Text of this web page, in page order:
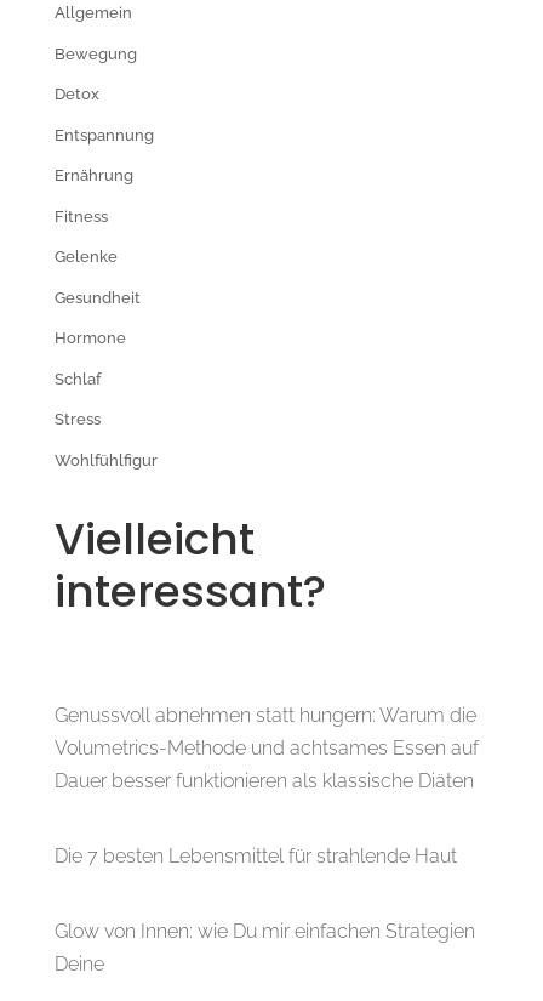
Allgemein
Bewegung
Detox
Entspannung
Ernährung
Fitness
Gelenke
Gesundheit
Hormone
Schlaf
Stress
Wohlfühlfigur
Vielleicht
interessant?
Genussvoll abnehmen statt hungern: Warum die
Volumetrics-Methode und achtsames Essen auf
Dauer besser funktionieren als klassische Diäten
Die 7 besten Lebensmittel für strahlende Haut
Glow von Innen: wie Du mir einfachen Strategien
Deine